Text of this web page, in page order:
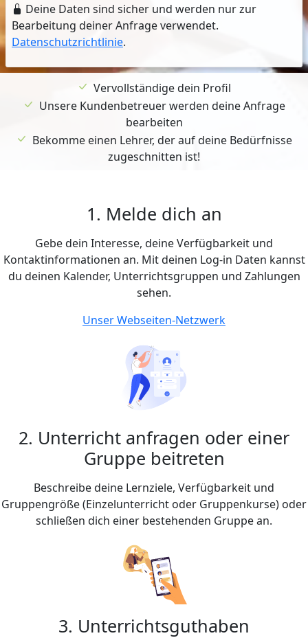
Deine Daten sind sicher und werden nur zur
Bearbeitung deiner Anfrage verwendet.
Datenschutzrichtlinie.
Vervollständige dein Profil
Unsere Kundenbetreuer werden deine Anfrage
bearbeiten
Bekomme einen Lehrer, der auf deine Bedürfnisse
zugeschnitten ist!
1. Melde dich an
Gebe dein Interesse, deine Verfügbarkeit und
Kontaktinformationen an. Mit deinen Log-in Daten kannst
du deinen Kalender, Unterrichtsgruppen und Zahlungen
sehen.
Unser Webseiten-Netzwerk
2. Unterricht anfragen oder einer
Gruppe beitreten
Beschreibe deine Lernziele, Verfügbarkeit und
Gruppengröße (Einzelunterricht oder Gruppenkurse) oder
schließen dich einer bestehenden Gruppe an.
3. Unterrichtsguthaben